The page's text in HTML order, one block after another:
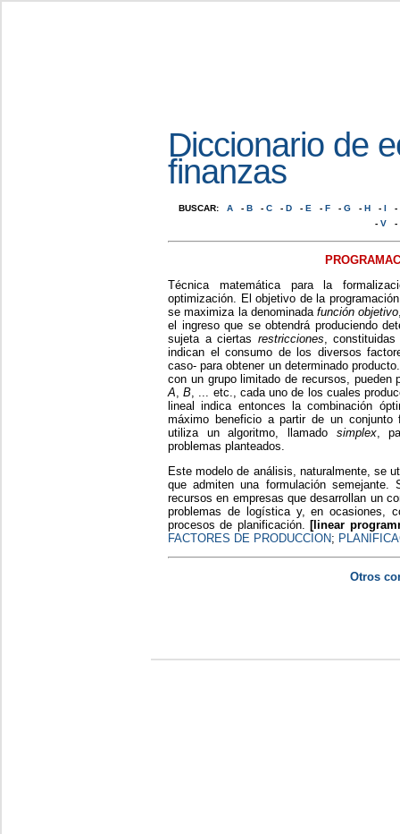
Diccionario de
finanzas
BUSCAR: A - B - C - D - E - F - G - H - I
-
- V -
Técnica matemática para la
optimización. El objetivo de la
se maximiza la denominadafunción objetivo
el ingreso que se obtendrá produciendo
sujeta a ciertas restricciones,
indican el consumo de los diversos
caso- para obtener un determinado
con un grupo limitado de recursos, pueden
A,B, ... etc., cada uno de los cuales
lineal indica entonces la combinación
máximo beneficio a partir de un conjunto
utiliza un algoritmo, llamado simplex,
problemas planteados.
Este modelo de análisis, naturalmente, se
que admiten una formulación
recursos en empresas que desarrollan un
problemas de logística y, en ocasiones,
procesos de planificación.
[linear
FACTORES DE PRODUCCION;
Otros